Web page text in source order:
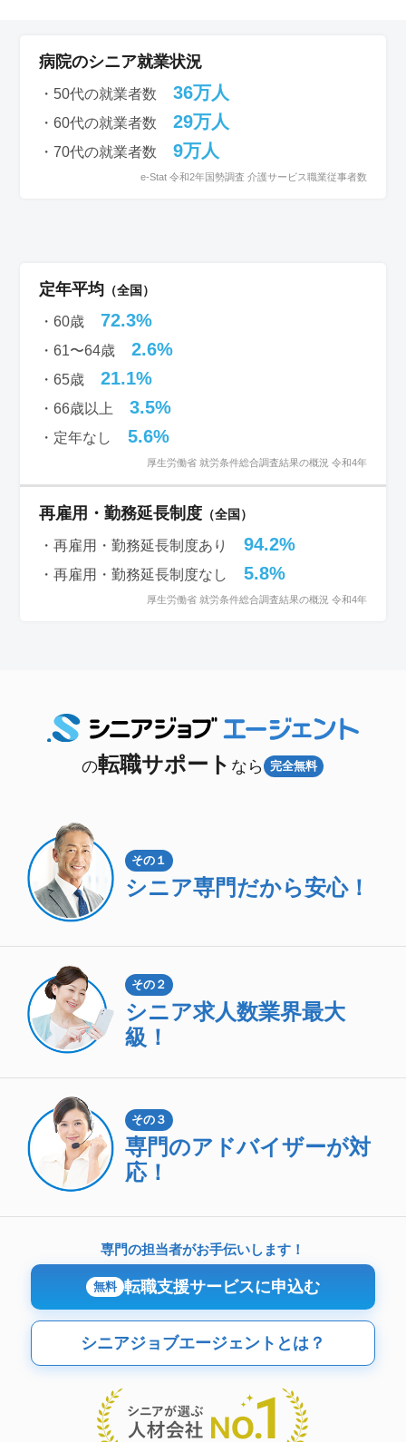
病院のシニア就業状況
・50代の就業者数 36万人
・60代の就業者数 29万人
・70代の就業者数 9万人
e-Stat 令和2年国勢調査 介護サービス職業従事者数
定年平均 （全国）
・60歳 72.3%
・61〜64歳 2.6%
・65歳 21.1%
・66歳以上 3.5%
・定年なし 5.6%
厚生労働省 就労条件総合調査結果の概況 令和4年
再雇用・勤務延長制度（全国）
・再雇用・勤務延長制度あり 94.2%
・再雇用・勤務延長制度なし 5.8%
厚生労働省 就労条件総合調査結果の概況 令和4年
の転職サポート なら 完全無料
その１
シニア専門だから安心！
その２
シニア求人数業界最大
級！
その３
専門のアドバイザーが対
応！
専門の担当者がお手伝いします！
無料 転職支援サービスに申込む
シニアジョブエージェントとは？